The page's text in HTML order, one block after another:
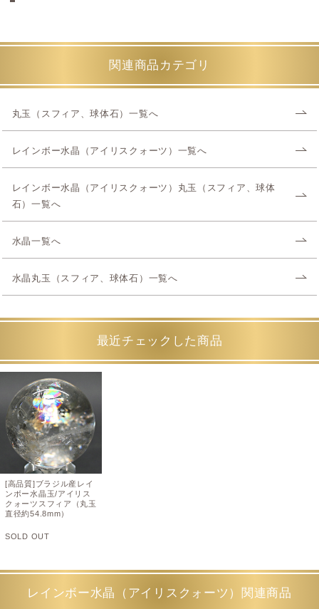
関連商品カテゴリ
丸玉（スフィア、球体石）一覧へ
レインボー水晶（アイリスクォーツ）一覧へ
レインボー水晶（アイリスクォーツ）丸玉（スフィア、球体
石）一覧へ
水晶一覧へ
水晶丸玉（スフィア、球体石）一覧へ
最近チェックした商品
[高品質]ブラジル産レイ
ンボー水晶玉/アイリス
クォーツスフィア（丸玉
直径約54.8mm）
SOLD OUT
レインボー水晶（アイリスクォーツ）関連商品